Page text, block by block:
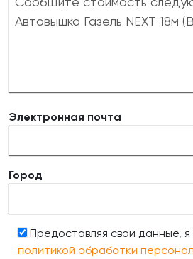
Электронная почта
Город
Предоставляя свои данные,
политикой обработки